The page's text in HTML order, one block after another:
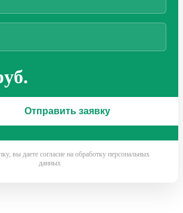
вы даете согласие на обработку персональных
данных